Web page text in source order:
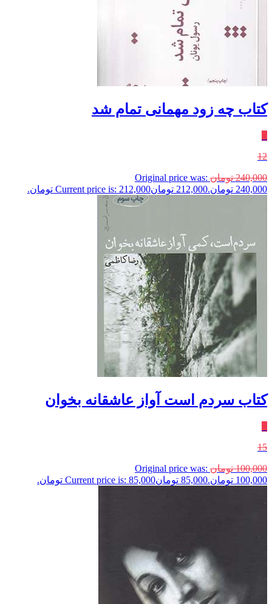
کتاب چه زود مهمانی تمام شد
12
240,000 تومان Original price was:
240,000 تومان.
212,000 تومانCurrent price is: 212,000 تومان.
کتاب سردم است ‌آواز‌ عاشقانه‌ بخوان
15
100,000 تومان Original price was:
100,000 تومان.
85,000 تومانCurrent price is: 85,000 تومان.